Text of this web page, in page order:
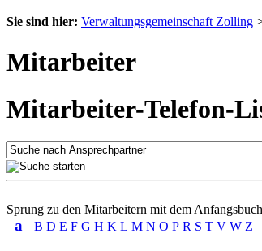
Sie sind hier: Verwaltungsgemeinschaft Zolling
Mitarbeiter
Mitarbeiter-Telefon-
Sprung zu den Mitarbeitern mit dem
a B D E F G H K L M N O P R S T V W Z